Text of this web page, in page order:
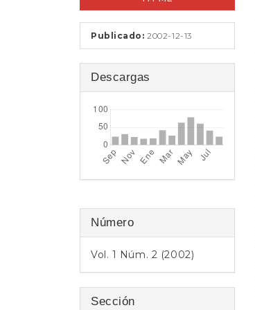
artículo
Publicado:2002-12-13
Descargas
Número
Vol. 1 Núm. 2 (2002)
Sección